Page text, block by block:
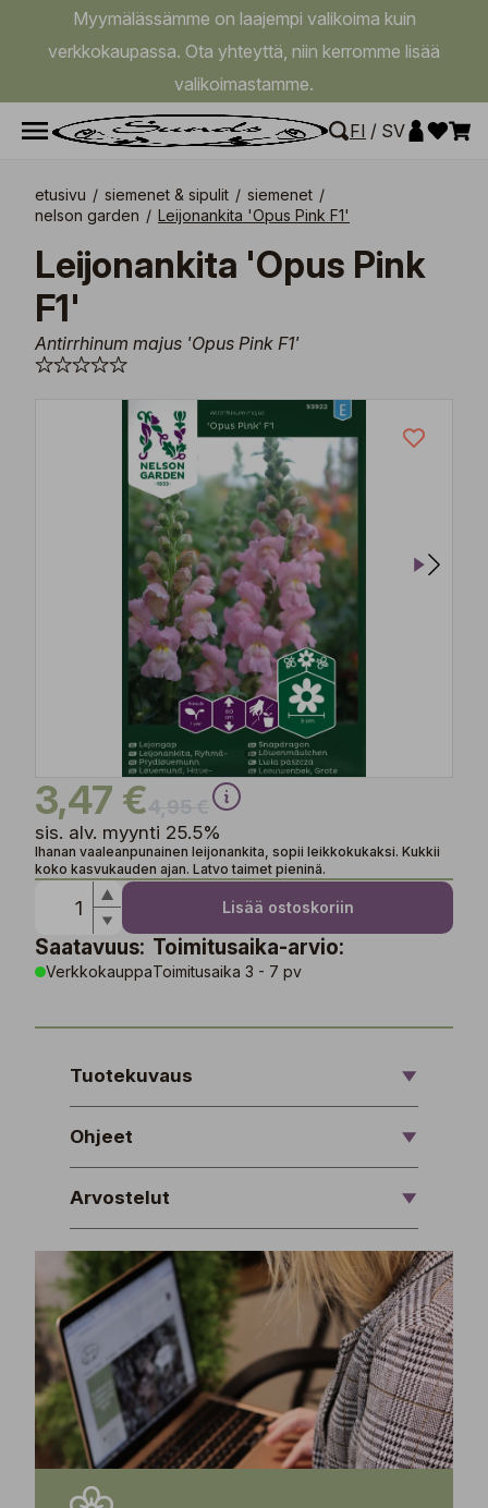
Myymälässämme on laajempi valikoima kuin
verkkokaupassa. Ota yhteyttä, niin kerromme lisää
valikoimastamme.
FI / SV
etusivu / siemenet & sipulit / siemenet /
nelson garden / Leijonankita 'Opus Pink F1'
Leijonankita 'Opus Pink
F1'
Antirrhinum majus 'Opus Pink F1'
3,47 €
sis. alv. myynti 25.5%
Ihanan vaaleanpunainen leijonankita, sopii leikkokukaksi. Kukkii
koko kasvukauden ajan. Latvo taimet pieninä.
Lisää ostoskoriin
Saatavuus:
Verkkokauppa
Toimitusaika-arvio:
Toimitusaika 3 - 7 pv
Tuotekuvaus
Ohjeet
Arvostelut